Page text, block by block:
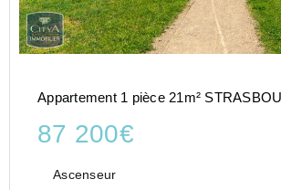
Appartement 1 pièce 21m²
87 200€
Ascenseur